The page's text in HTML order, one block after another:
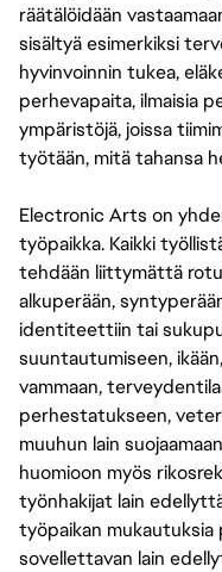
räätälöidään
sisältyä esimerkiksi
hyvinvoinnin tukea,
perhevapaita, ilmaisia
ympäristöjä, joissa
työtään, mitä tahansa
Electronic Arts on
työpaikka. Kaikki
tehdään liittymättä
alkuperään,
identiteettiin tai
suuntautumiseen,
vammaan,
perhestatukseen,
muuhun lain
huomioon myös
työnhakijat lain
työpaikan mukautuksia
sovellettavan lain